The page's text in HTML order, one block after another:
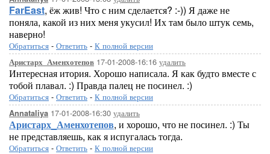
FarEast, ёж жив! Что с ним сделается? :-)) Я даже не
поняла, какой из них меня укусил! Их там было штук семь,
наверно!
Обратиться - Ответить - К полной версии
Аристарх_Аменхотепов 17-01-2008-16:16 удалить
Интересная итория. Хорошо написала. Я как будто вместе с
тобой плавал. :) Правда палец не посинел. :)
Обратиться - Ответить - К полной версии
Annataliya 17-01-2008-16:30 удалить
Аристарх_Аменхотепов, и хорошо, что не посинел. :) Ты
не представляешь, как я испугалась тогда.
Обратиться - Ответить - К полной версии